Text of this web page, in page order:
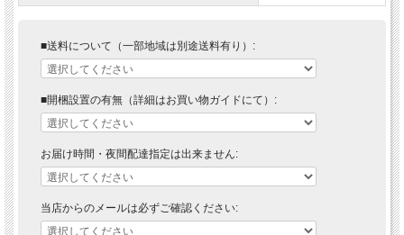
■送料について（一部地域は別途送料有り）:
■開梱設置の有無（詳細はお買い物ガイドにて）:
お届け時間・夜間配達指定は出来ません:
当店からのメールは必ずご確認ください: